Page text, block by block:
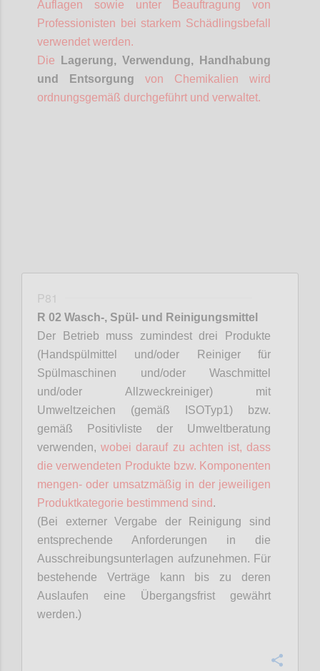
Auflagen sowie unter Beauftragung von
Professionisten bei starkem Schädlingsbefall
verwendet werden.
Die
Lagerung, Verwendung, Handhabung
und Entsorgung von Chemikalien wird
ordnungsgemäß durchgeführt und verwaltet.
P81
R 02 Wasch-, Spül- und Reinigungsmittel
Der Betrieb muss zumindest drei Produkte
(Handspülmittel und/oder Reiniger für
Spülmaschinen und/oder Waschmittel
und/oder Allzweckreiniger) mit
Umweltzeichen (gemäß ISOTyp1) bzw.
gemäß Positivliste der Umweltberatung
verwenden,wobei darauf zu achten ist, dass
die verwendeten Produkte bzw. Komponenten
mengen- oder umsatzmäßig in der jeweiligen
Produktkategorie bestimmend sind.
(Bei externer Vergabe der Reinigung sind
entsprechende Anforderungen in die
Ausschreibungsunterlagen aufzunehmen. Für
bestehende Verträge kann bis zu deren
Auslaufen eine Übergangsfrist gewährt
werden.)